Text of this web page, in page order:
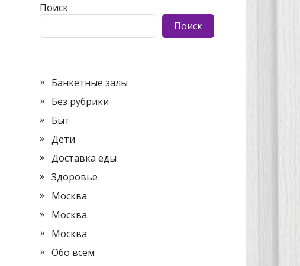
Поиск
Поиск
Банкетные залы
Без рубрики
Быт
Дети
Доставка еды
Здоровье
Москва
Москва
Москва
Обо всем